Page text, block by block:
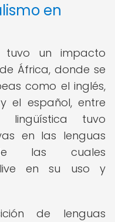
en
tuvo un impacto
África, donde se
como el inglés,
el español, entre
lingüística tuvo
en las lenguas
las cuales
en su uso y
de lenguas